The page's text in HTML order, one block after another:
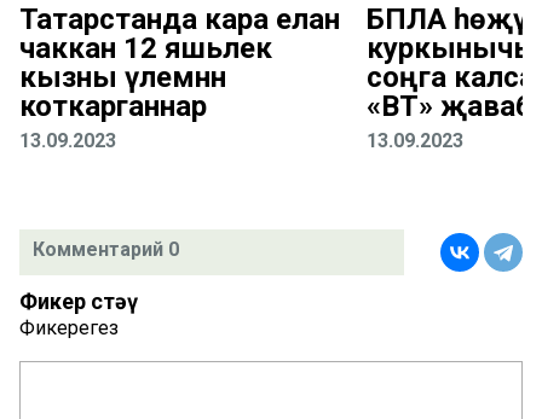
Татарстанда кара елан
чаккан 12 яшьлек
кызны үлемнән
коткарганнар
13.09.2023
БПЛА
куркынычы
соңга
«ВТ»
13.09.2023
Комментарий 0
Фикер өстәү
Фикерегез